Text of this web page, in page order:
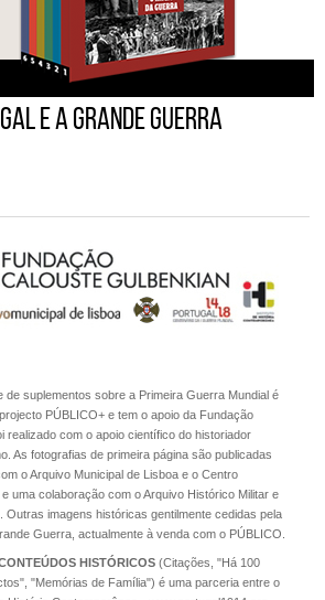
e a Grande Guerra
de suplementos sobre a Primeira Guerra Mundial é
PÚBLICO+ e tem o apoio da Fundação
realizado com o apoio científico do historiador
As fotografias de primeira página são publicadas
o Arquivo Municipal de Lisboa e o Centro
uma colaboração com o Arquivo Histórico Militar e
Outras imagens históricas gentilmente cedidas pela
Guerra, actualmente à venda com o PÚBLICO.
HISTÓRICOS (Citações, "Há 100
"Memórias de Família") é uma parceria entre o